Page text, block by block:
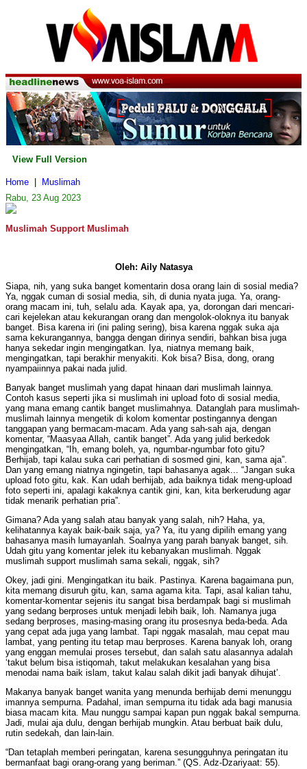
View Full Version
Home
Muslimah
Rabu, 23 Aug 2023
Muslimah Support Muslimah
Oleh: Aily Natasya
Siapa, nih, yang suka banget komentarin dosa orang lain di sosial media?
Ya, nggak cuman di sosial media, sih, di dunia nyata juga. Ya, orang-
orang macam ini, tuh, selalu ada. Kayak apa, ya, dorongan dari mencari-
cari kejelekan atau kekurangan orang dan mengolok-oloknya itu banyak
banget. Bisa karena iri (ini paling sering), bisa karena nggak suka aja
sama kekurangannya, bangga dengan dirinya sendiri, bahkan bisa juga
hanya sekedar ingin mengingatkan. Iya, niatnya memang baik,
mengingatkan, tapi berakhir menyakiti. Kok bisa? Bisa, dong, orang
nyampaiinnya pakai nada julid.
Banyak banget muslimah yang dapat hinaan dari muslimah lainnya.
Contoh kasus seperti jika si muslimah ini upload foto di sosial media,
yang mana emang cantik banget muslimahnya. Datanglah para muslimah-
muslimah lainnya mengetik di kolom komentar postingannya dengan
tanggapan yang bermacam-macam. Ada yang sah-sah aja, dengan
komentar, “Maasyaa Allah, cantik banget”. Ada yang julid berkedok
mengingatkan, “Ih, emang boleh, ya, ngumbar-ngumbar foto gitu?
Berhijab, tapi kalau suka cari perhatian di sosmed gini, kan, sama aja”.
Dan yang emang niatnya ngingetin, tapi bahasanya agak... “Jangan suka
upload foto gitu, kak. Kan udah berhijab, ada baiknya tidak meng-upload
foto seperti ini, apalagi kakaknya cantik gini, kan, kita berkerudung agar
tidak menarik perhatian pria”.
Gimana? Ada yang salah atau banyak yang salah, nih? Haha, ya,
kelihatannya kayak baik-baik saja, ya? Ya, itu yang dipilih emang yang
bahasanya masih lumayanlah. Soalnya yang parah banyak banget, sih.
Udah gitu yang komentar jelek itu kebanyakan muslimah. Nggak
muslimah support muslimah sama sekali, nggak, sih?
Okey, jadi gini. Mengingatkan itu baik. Pastinya. Karena bagaimana pun,
kita memang disuruh gitu, kan, sama agama kita. Tapi, asal kalian tahu,
komentar-komentar sejenis itu sangat bisa berdampak bagi si muslimah
yang sedang berproses untuk menjadi lebih baik, loh. Namanya juga
sedang berproses, masing-masing orang itu prosesnya beda-beda. Ada
yang cepat ada juga yang lambat. Tapi nggak masalah, mau cepat mau
lambat, yang penting itu tetap mau berproses. Karena banyak loh, orang
yang enggan memulai proses tersebut, dan salah satu alasannya adalah
‘takut belum bisa istiqomah, takut melakukan kesalahan yang bisa
menodai nama baik islam, takut kalau salah dikit jadi banyak dihujat’.
Makanya banyak banget wanita yang menunda berhijab demi menunggu
imannya sempurna. Padahal, iman sempurna itu tidak ada bagi manusia
biasa macam kita. Mau nunggu sampai kapan pun nggak bakal sempurna.
Jadi, mulai aja dulu, dengan berhijab mungkin. Atau berbuat baik dulu,
rutin sedekah, dan lain-lain.
“Dan tetaplah memberi peringatan, karena sesungguhnya peringatan itu
bermanfaat bagi orang-orang yang beriman.” (QS. Adz-Dzariyaat: 55).